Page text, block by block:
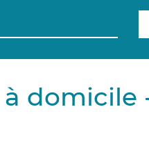
domicile